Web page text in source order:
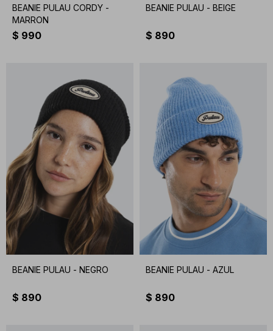
BEANIE PULAU CORDY -
MARRON
$ 990
BEANIE PULAU - BEIGE
$ 890
BEANIE PULAU - NEGRO
$ 890
BEANIE PULAU - AZUL
$ 890